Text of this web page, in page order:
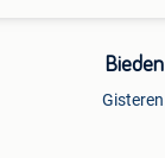
Bieden
Gisteren